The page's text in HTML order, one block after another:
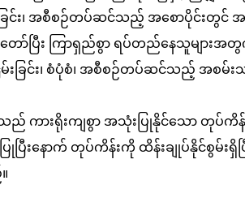
ြင်း၊ အစီစဉ်တပ်ဆင်သည့် အစောပိုင်းတွင် အ
ာ်ပြီး ကြာရှည်စွာ ရပ်တည်နေသူများ
းခြင်း၊ စံပုံစံ၊ အစီစဉ်တပ်ဆင်သည့် အစမ်
ည် ကားရိုးကျစွာ အသုံးပြုနိုင်သော တုပ်
းနောက် တုပ်ကိန်းကို ထိန်းချုပ်နိုင်စွမ်းရှိပြီ